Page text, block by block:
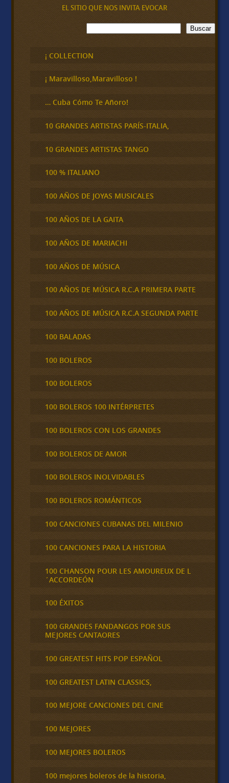
EL SITIO QUE NOS INVITA EVOCAR
B
u
c
a
Buscar
¡ COLLECTION
¡ Maravilloso,Maravilloso !
… Cuba Cómo Te Añoro!
10 GRANDES ARTISTAS PARÍS-ITALIA,
10 GRANDES ARTISTAS TANGO
100 % ITALIANO
100 AÑOS DE JOYAS MUSICALES
100 AÑOS DE LA GAITA
100 AÑOS DE MARIACHI
100 AÑOS DE MÚSICA
100 AÑOS DE MÚSICA R.C.A PRIMERA PARTE
100 AÑOS DE MÚSICA R.C.A SEGUNDA PARTE
100 BALADAS
100 BOLEROS
100 BOLEROS
100 BOLEROS 100 INTÉRPRETES
100 BOLEROS CON LOS GRANDES
100 BOLEROS DE AMOR
100 BOLEROS INOLVIDABLES
100 BOLEROS ROMÁNTICOS
100 CANCIONES CUBANAS DEL MILENIO
100 CANCIONES PARA LA HISTORIA
100 CHANSON POUR LES AMOUREUX DE L
´ACCORDEÓN
100 ÉXITOS
100 GRANDES FANDANGOS POR SUS
MEJORES CANTAORES
100 GREATEST HITS POP ESPAÑOL
100 GREATEST LATIN CLASSICS,
100 MEJORE CANCIONES DEL CINE
100 MEJORES
100 MEJORES BOLEROS
100 mejores boleros de la historia,